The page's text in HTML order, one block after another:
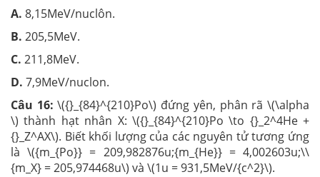
A. 8,15MeV/nuclôn.
B. 205,5MeV.
C. 211,8MeV.
D. 7,9MeV/nuclon.
Câu 16:\({}_{84}^{210}Po\) đứng yên, phân rã \(\alpha
\) thành hạt nhân X: \({}_{84}^{210}Po \to {}_2^4He +
{}_Z^AX\). Biết khối lượng của các nguyên tử tương ứng
là \({m_{Po}} = 209,982876u;{m_{He}} = 4,002603u;\\
{m_X} = 205,974468u\) và \(1u = 931,5MeV/{c^2}\).